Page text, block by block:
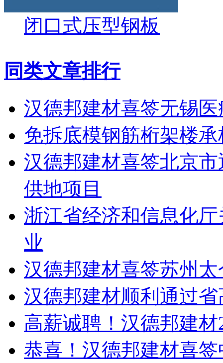
闭口式压型钢板
同类文章排行
汉德邦建材喜签无锡
免拆底模钢筋桁架楼
汉德邦建材喜签北京
供地项目
浙江省经济和信息化
业
汉德邦建材喜签苏州
汉德邦建材顺利通过
高薪诚聘！汉德邦建
恭喜！汉德邦建材喜